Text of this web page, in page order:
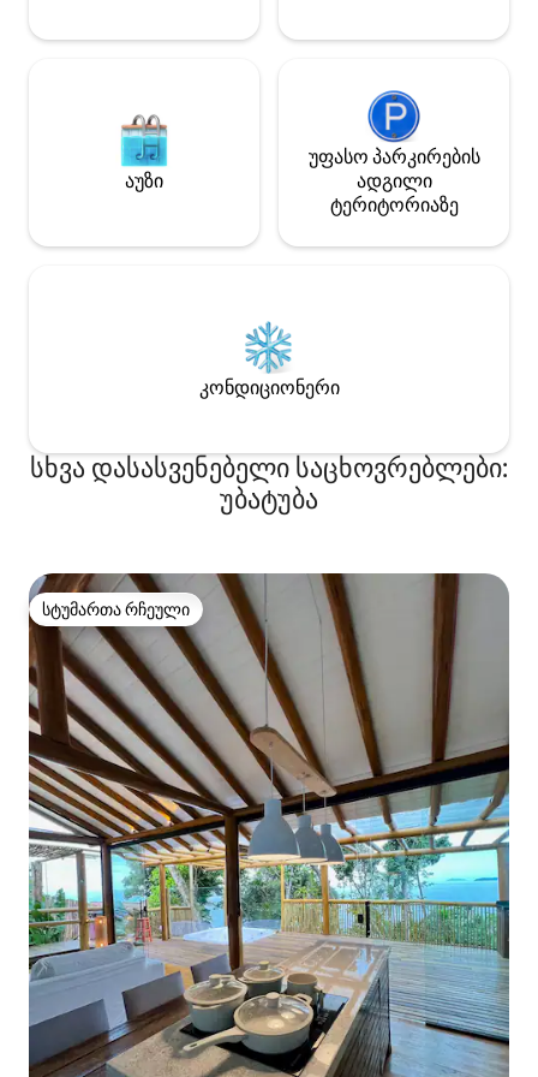
წყაროებით.
აუზი
უფასო პარკირების
ადგილი
ტერიტორიაზე
კონდიციონერი
სხვა დასასვენებელი საცხოვრებლები:
უბატუბა
სტუმართა რჩეული
სტუმართა რჩეული